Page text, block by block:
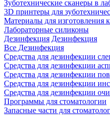
Зуботехнические сканеры в
3D принтеры для
Материалы для изготовления
Лабораторные силиконы
Дезинфекция Дезинфекция
Все Дезинфекция
Средства для дезинфекции
Средства для дезинфекции
Средства для дезинфекции
Средства для дезинфекции
Средства для дезинфекции
Программы для стоматологии
Запасные части для